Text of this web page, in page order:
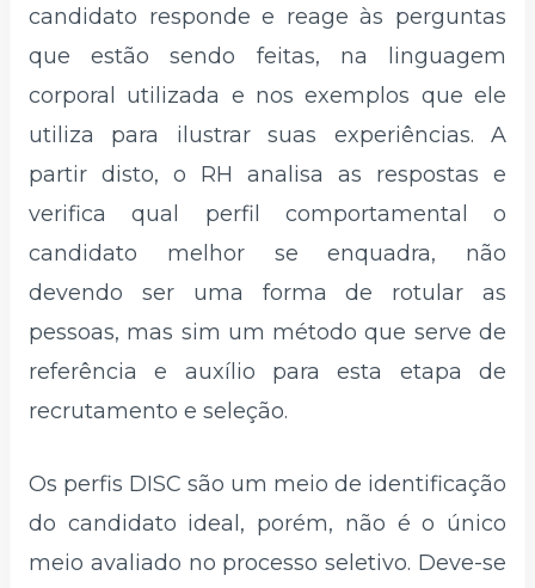
candidato responde e reage às perguntas
que estão sendo feitas, na linguagem
corporal utilizada e nos exemplos que ele
utiliza para ilustrar suas experiências. A
partir disto, o RH analisa as respostas e
verifica qual perfil comportamental o
candidato melhor se enquadra, não
devendo ser uma forma de rotular as
pessoas, mas sim um método que serve de
referência e auxílio para esta etapa de
recrutamento e seleção.
Os perfis DISC são um meio de identificação
do candidato ideal, porém, não é o único
meio avaliado no processo seletivo. Deve-se